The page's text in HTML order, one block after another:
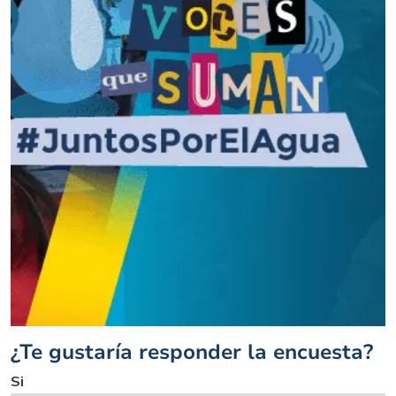
¿Te gustaría responder la encuesta?
Si